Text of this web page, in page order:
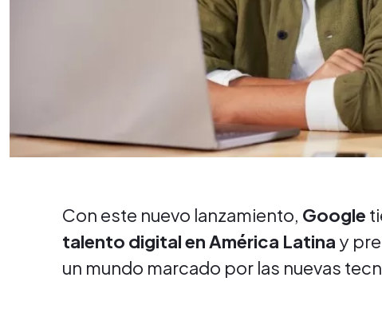
Con este nuevo lanzamiento, Google
talento digital en América Latina y
un mundo marcado por las nuevas